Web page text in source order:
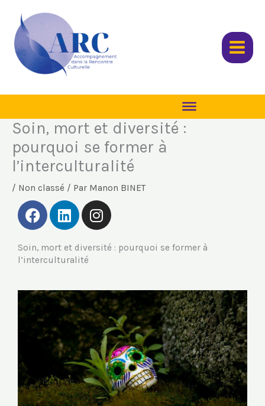
contenu
Soin, mort et diversité :
pourquoi se former à
l’interculturalité
/ Non classé / Par Manon BINET
F
a
e
b
o
k
L
i
k
e
i
n
I
n
t
r
a
m
Soin, mort et diversité : pourquoi se former à
l’interculturalité